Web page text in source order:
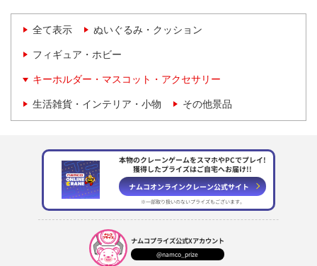
全て表示 ぬいぐるみ・クッション
フィギュア・ホビー
キーホルダー・マスコット・アクセサリー
生活雑貨・インテリア・小物 その他景品
本物のクレーンゲームをスマホやPCでプレイ!
獲得したプライズはご自宅へお届け!!
ナムコオンラインクレーン公式サイト
※一部取り扱いのないプライズもございます。
ナムコプライズ公式Xアカウント
@namco_prize